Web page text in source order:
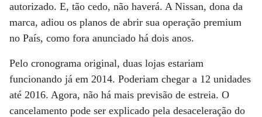
autorizado. E, tão cedo, não haverá. A Nissan, dona da
marca, adiou os planos de abrir sua operação premium
no País, como fora anunciado há dois anos.
Pelo cronograma original, duas lojas estariam
funcionando já em 2014. Poderiam chegar a 12 unidades
até 2016. Agora, não há mais previsão de estreia. O
cancelamento pode ser explicado pela desaceleração do